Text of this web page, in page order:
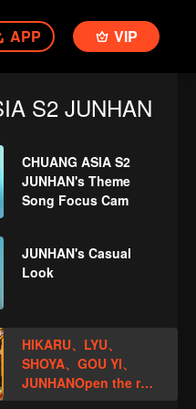
APP VIP
S2 JUNHAN
CHUANG ASIA S2
JUNHAN's Theme
Song Focus Cam
JUNHAN's Casual
Look
HIKARU、LYU、
SHOYA、GOU YI、
JUNHANOpen the red
envelopes in the New